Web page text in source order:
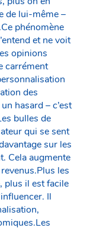
de lui-même –
phénomène
et ne voit
opinions
carrément
des
hasard – c’est
bulles de
qui se sent
sur les
Cela augmente
les
plus il est facile
Il